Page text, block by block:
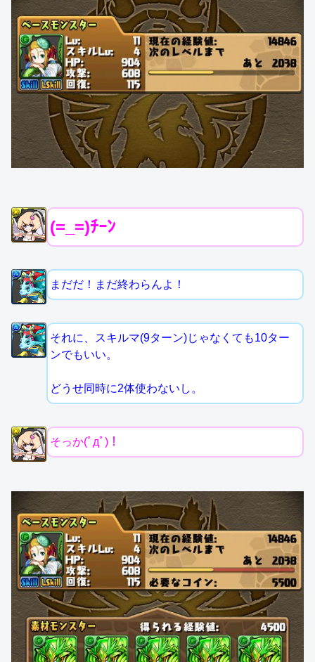
(=_=)ﾁｰﾝ
まだだ！まだ終わらんよ！
それに、スキルマ(9ターン)じゃなくても10ター
ンでもいい。
どうせ同時に2体使わないし。
そっか(ﾟдﾟ)！